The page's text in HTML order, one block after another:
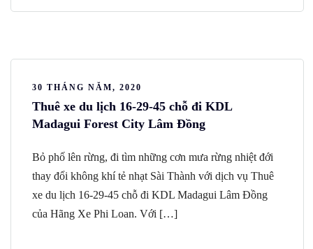
30 THÁNG NĂM, 2020
Thuê xe du lịch 16-29-45 chỗ đi KDL
Madagui Forest City Lâm Đồng
Bỏ phố lên rừng, đi tìm những cơn mưa rừng nhiệt đới
thay đổi không khí tẻ nhạt Sài Thành với dịch vụ Thuê
xe du lịch 16-29-45 chỗ đi KDL Madagui Lâm Đồng
của Hãng Xe Phi Loan. Với […]